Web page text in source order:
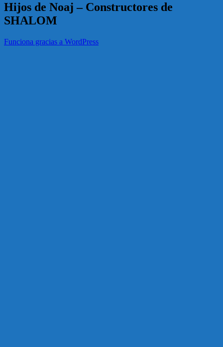
Hijos de Noaj – Constructores de
SHALOM
Funciona gracias a WordPress